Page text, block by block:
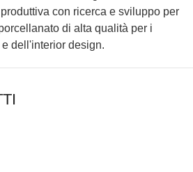
con ricerca e sviluppo per
di alta qualità per i
dell'interior design.